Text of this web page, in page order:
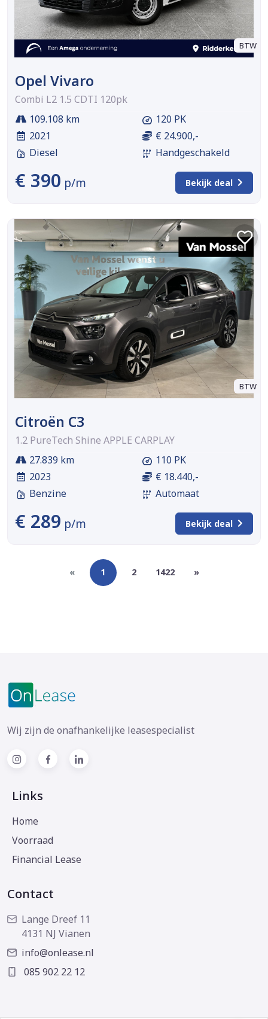
BTW
Opel Vivaro
Combi L2 1.5 CDTI 120pk
109.108 km
2021
Diesel
120 PK
€ 24.900,-
Handgeschakeld
€ 390 p/m Bekijk deal
BTW
Citroën C3
1.2 PureTech Shine APPLE CARPLAY
27.839 km
2023
Benzine
110 PK
€ 18.440,-
Automaat
€ 289 p/m Bekijk deal
« 1 2 1422 »
Wij zijn de onafhankelijke leasespecialist
Links
Home
Voorraad
Financial Lease
Contact
Lange Dreef 11
4131 NJ Vianen
info@onlease.nl
085 902 22 12